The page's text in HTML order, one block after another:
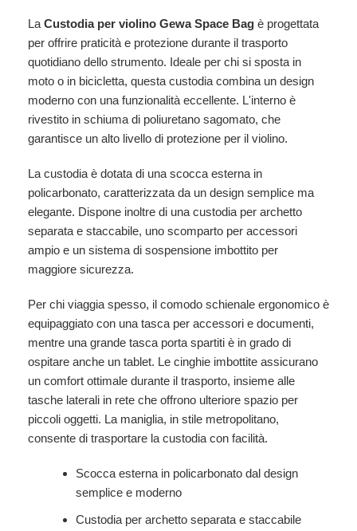
La Custodia per violino Gewa Space Bag è progettata
per offrire praticità e protezione durante il trasporto
quotidiano dello strumento. Ideale per chi si sposta in
moto o in bicicletta, questa custodia combina un design
moderno con una funzionalità eccellente. L'interno è
rivestito in schiuma di poliuretano sagomato, che
garantisce un alto livello di protezione per il violino.
La custodia è dotata di una scocca esterna in
policarbonato, caratterizzata da un design semplice ma
elegante. Dispone inoltre di una custodia per archetto
separata e staccabile, uno scomparto per accessori
ampio e un sistema di sospensione imbottito per
maggiore sicurezza.
Per chi viaggia spesso, il comodo schienale ergonomico è
equipaggiato con una tasca per accessori e documenti,
mentre una grande tasca porta spartiti è in grado di
ospitare anche un tablet. Le cinghie imbottite assicurano
un comfort ottimale durante il trasporto, insieme alle
tasche laterali in rete che offrono ulteriore spazio per
piccoli oggetti. La maniglia, in stile metropolitano,
consente di trasportare la custodia con facilità.
Scocca esterna in policarbonato dal design
semplice e moderno
Custodia per archetto separata e staccabile